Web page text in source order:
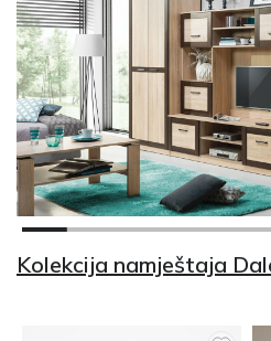
Kolekcija namještaja